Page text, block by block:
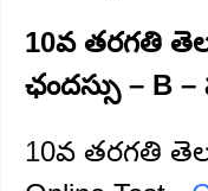
10వ తరగతి
ఛందస్సు – B –
10వ తరగతి